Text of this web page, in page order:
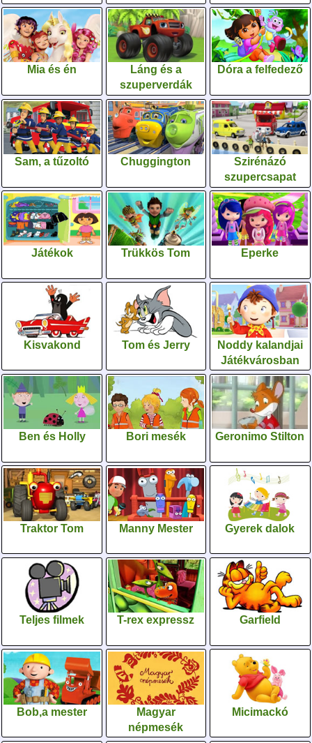
Mia és én
Láng és a
szuperverdák
Dóra a felfedező
Sam, a tűzoltó Chuggington
Szirénázó
szupercsapat
Játékok Trükkös Tom Eperke
Kisvakond Tom és Jerry
Noddy kalandjai
Játékvárosban
Ben és Holly Bori mesék Geronimo Stilton
Traktor Tom Manny Mester Gyerek dalok
Teljes filmek T-rex expressz Garfield
Bob,a mester
Magyar
népmesék
Micimackó